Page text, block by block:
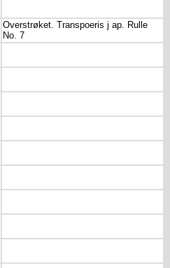
Overstrøket. Transpoeris j ap. Rulle
No. 7